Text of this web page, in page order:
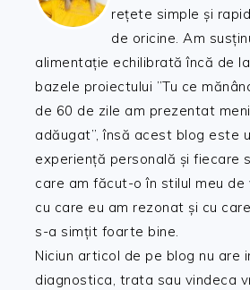
rețete simple și
de oricine. Am
alimentație echilibrată încă de
bazele proiectului ”Tu ce
de 60 de zile am prezentat
adăugat”, însă acest blog este
experiență personală și fiecare
care am făcut-o în stilul meu
cu care eu am rezonat și cu
s-a simțit foarte bine.
Niciun articol de pe blog nu are
diagnostica, trata sau vindeca